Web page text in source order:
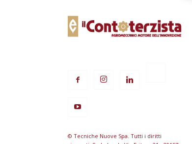
© Tecniche Nuove Spa. Tutti i diritti